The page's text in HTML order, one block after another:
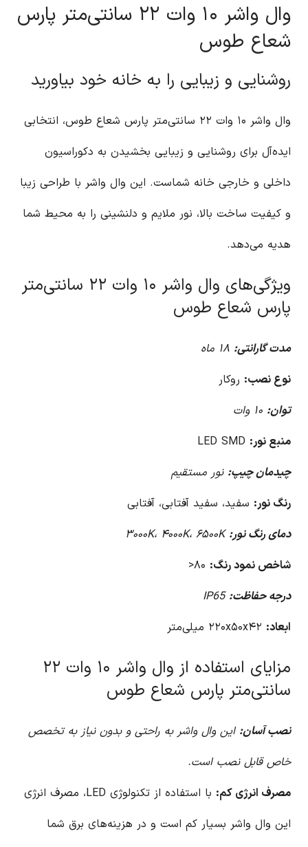
وال واشر ۱۰ وات ۲۲ سانتی‌متر پارس
شعاع طوس
روشنایی و زیبایی را به خانه خود بیاورید
وال واشر ۱۰ وات ۲۲ سانتی‌متر پارس شعاع طوس، انتخابی
ایده‌آل برای روشنایی و زیبایی بخشیدن به دکوراسیون
داخلی و خارجی خانه شماست. این وال واشر با طراحی زیبا
و کیفیت ساخت بالا، نور ملایم و دلنشینی را به محیط شما
هدیه می‌دهد.
ویژگی‌های وال واشر ۱۰ وات ۲۲ سانتی‌متر
پارس شعاع طوس
مدت گارانتی:
نوع نصب: روکار
توان:
منبع نور:
چیدمان چیپ: نور مستقیم
رنگ نور: سفید، سفید آفتابی، آفتابی
دمای رنگ نور:۳۰۰۰K، ۴۰۰۰K، ۶۵۰۰K
شاخص نمود رنگ:
درجه حفاظت: IP65
ابعاد:
مزایای استفاده از وال واشر ۱۰ وات ۲۲
سانتی‌متر پارس شعاع طوس
نصب آسان: این وال واشر به راحتی و بدون نیاز به تخصص
خاص قابل نصب است.
مصرف انرژی کم:
با استفاده از تکنولوژی LED، مصرف انرژی
این وال واشر بسیار کم است و در هزینه‌های برق شما